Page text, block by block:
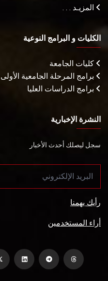
المزيـد . . .
الكليات و البرامج النوعية
كليات الجامعة
برامج المرحلة الجامعية الأولى
برامج الدراسات العليا
النشرة الإخبارية
سجل ليصلك أحدث الأخبار
رأيك يهمنا
أراء المستخدمين